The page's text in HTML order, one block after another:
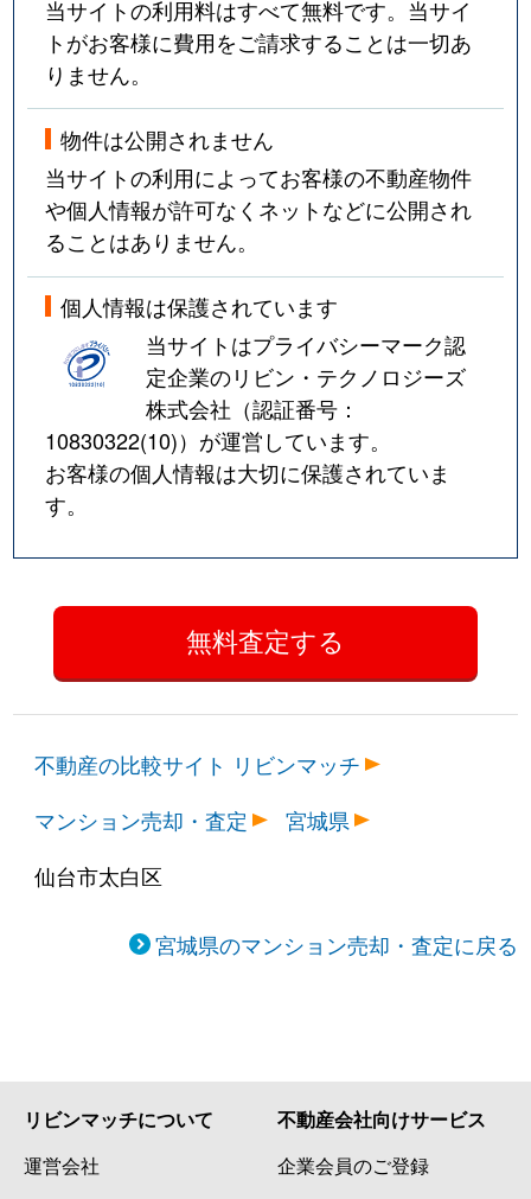
当サイトの利用料はすべて無料です。当サイ
トがお客様に費用をご請求することは一切あ
りません。
物件は公開されません
当サイトの利用によってお客様の不動産物件
や個人情報が許可なくネットなどに公開され
ることはありません。
個人情報は保護されています
当サイトはプライバシーマーク認
定企業のリビン・テクノロジーズ
株式会社（認証番号：
10830322(10)）が運営しています。
お客様の個人情報は大切に保護されていま
す。
不動産の比較サイト リビンマッチ
マンション売却・査定
宮城県
仙台市太白区
宮城県のマンション売却・査定に戻る
リビンマッチについて
運営会社
不動産会社向けサービス
企業会員のご登録